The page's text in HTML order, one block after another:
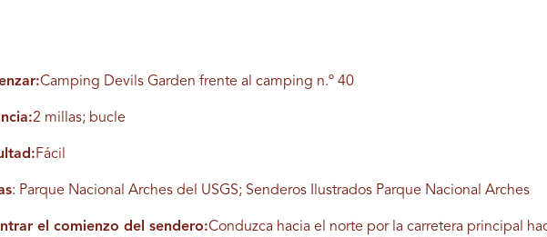
Camping Devils Garden frente al camping n.º 40
2 millas; bucle
Fácil
: Parque Nacional Arches del USGS; Senderos Ilustrados Parque Nacional Arches
el comienzo del sendero:Conduzca hacia el norte por la carretera principal